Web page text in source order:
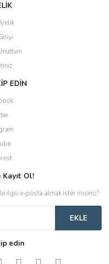
EDİN
Ol!
ilgili e-posta almak ister misiniz?
EKLE
edin